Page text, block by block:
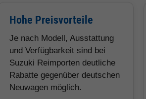
Hohe Preisvorteile
Je nach Modell, Ausstattung
und Verfügbarkeit sind bei
Suzuki Reimporten deutliche
Rabatte gegenüber deutschen
Neuwagen möglich.